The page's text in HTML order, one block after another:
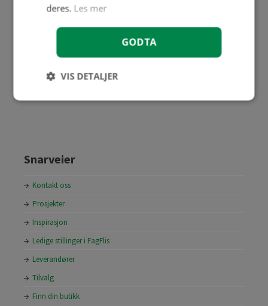
Følg oss
Snarveier
Kontakt oss
Prosjekter
Inspirasjon
Ledige stillinger i FagFlis
Leverandører
Tilvalg
Finn din butikk
deres. Les mer
GODTA
VIS DETALJER